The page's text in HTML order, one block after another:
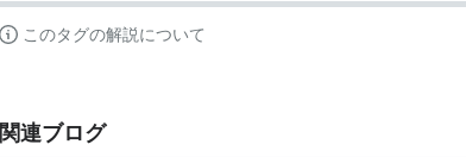
このタグの解説について
関連ブログ